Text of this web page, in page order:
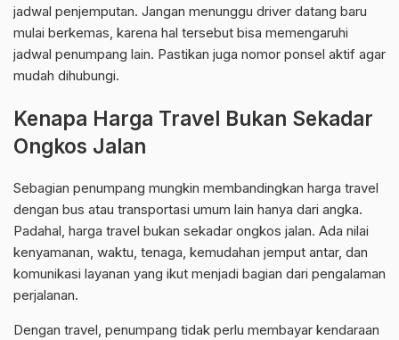
jadwal penjemputan. Jangan menunggu driver datang baru
mulai berkemas, karena hal tersebut bisa memengaruhi
jadwal penumpang lain. Pastikan juga nomor ponsel aktif agar
mudah dihubungi.
Kenapa Harga Travel Bukan Sekadar
Ongkos Jalan
Sebagian penumpang mungkin membandingkan harga travel
dengan bus atau transportasi umum lain hanya dari angka.
Padahal, harga travel bukan sekadar ongkos jalan. Ada nilai
kenyamanan, waktu, tenaga, kemudahan jemput antar, dan
komunikasi layanan yang ikut menjadi bagian dari pengalaman
perjalanan.
Dengan travel, penumpang tidak perlu membayar kendaraan